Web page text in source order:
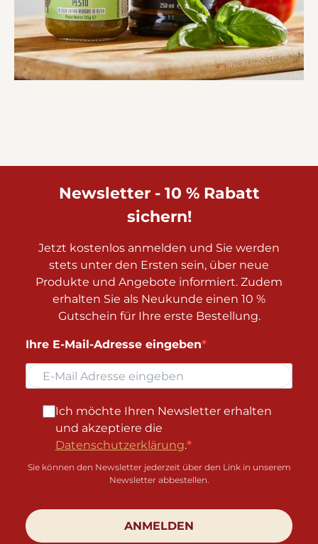
Newsletter - 10 % Rabatt
sichern!
Jetzt kostenlos anmelden und Sie werden
stets unter den Ersten sein, über neue
Produkte und Angebote informiert. Zudem
erhalten Sie als Neukunde einen 10 %
Gutschein für Ihre erste Bestellung.
Ihre E-Mail-Adresse eingeben
Ich möchte Ihren Newsletter erhalten
und akzeptiere die
Datenschutzerklärung.
Sie können den Newsletter jederzeit über den Link in unserem
Newsletter abbestellen.
ANMELDEN